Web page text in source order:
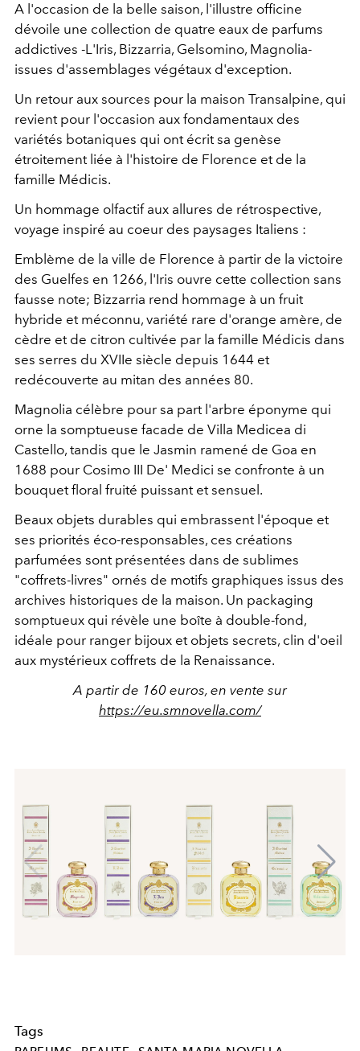
A l'occasion de la belle saison, l'illustre officine
dévoile une collection de quatre eaux de parfums
addictives -L'Iris, Bizzarria, Gelsomino, Magnolia-
issues d'assemblages végétaux d'exception.
Un retour aux sources pour la maison Transalpine, qui
revient pour l'occasion aux fondamentaux des
variétés botaniques qui ont écrit sa genèse
étroitement liée à l'histoire de Florence et de la
famille Médicis.
Un hommage olfactif aux allures de rétrospective,
voyage inspiré au coeur des paysages Italiens :
Emblème de la ville de Florence à partir de la victoire
des Guelfes en 1266, l'Iris ouvre cette collection sans
fausse note; Bizzarria rend hommage à un fruit
hybride et méconnu, variété rare d'orange amère, de
cèdre et de citron cultivée par la famille Médicis dans
ses serres du XVIIe siècle depuis 1644 et
redécouverte au mitan des années 80.
Magnolia célèbre pour sa part l'arbre éponyme qui
orne la somptueuse facade de Villa Medicea di
Castello, tandis que le Jasmin ramené de Goa en
1688 pour Cosimo III De' Medici se confronte à un
bouquet floral fruité puissant et sensuel.
Beaux objets durables qui embrassent l'époque et
ses priorités éco-responsables, ces créations
parfumées sont présentées dans de sublimes
"coffrets-livres" ornés de motifs graphiques issus des
archives historiques de la maison. Un packaging
somptueux qui révèle une boîte à double-fond,
idéale pour ranger bijoux et objets secrets, clin d'oeil
aux mystérieux coffrets de la Renaissance.
A partir de 160 euros, en vente sur
https://eu.smnovella.com/
Tags